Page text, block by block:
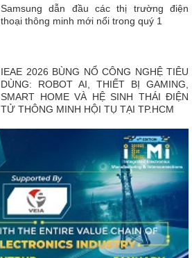
Samsung dẫn đầu các thị trường điện
thoại thông minh mới nổi trong quý 1
IEAE 2026 BÙNG NỔ CÔNG NGHỆ TIÊU
DÙNG: ROBOT AI, THIẾT BỊ GAMING,
SMART HOME VÀ HỆ SINH THÁI ĐIỆN
TỬ THÔNG MINH HỘI TỤ TẠI TP.HCM